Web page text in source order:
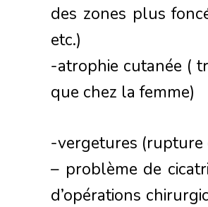
des zones plus
etc.)
-atrophie cutanée (
que chez la femme)
-vergetures (rupture
– problème de
d’opérations